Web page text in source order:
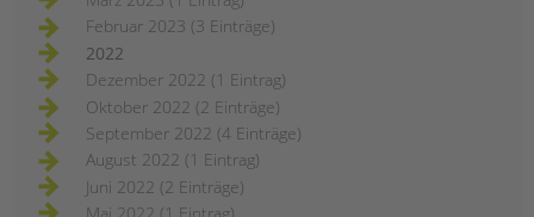
Februar 2023 (3 Einträge)
2022
Dezember 2022 (1 Eintrag)
Oktober 2022 (2 Einträge)
September 2022 (4 Einträge)
August 2022 (1 Eintrag)
Juni 2022 (2 Einträge)